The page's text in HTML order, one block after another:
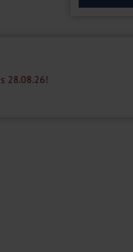
28.08.26!